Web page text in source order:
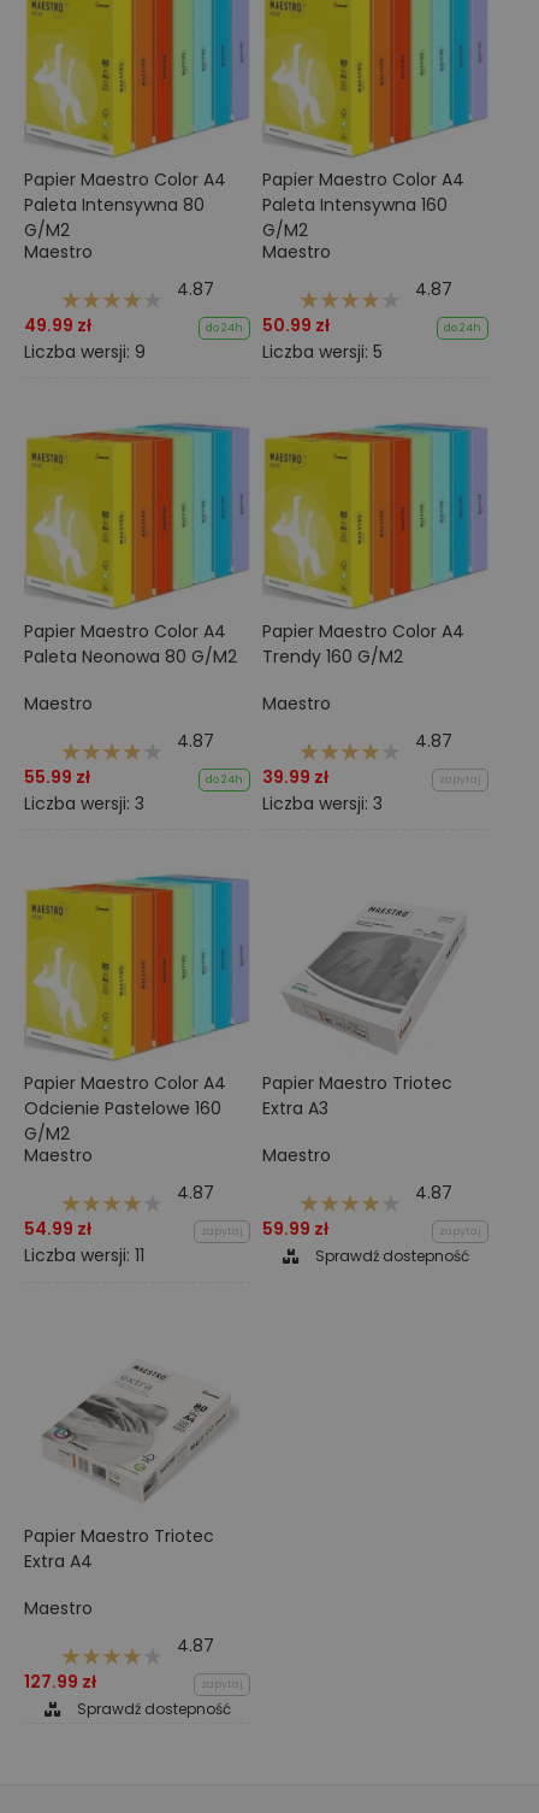
Papier Maestro Color A4
Paleta Intensywna 80
G/M2
Maestro
4.87
49.99 zł
do 24h
Liczba wersji: 9
Papier Maestro Color A4
Paleta Intensywna 160
G/M2
Maestro
4.87
50.99 zł
do 24h
Liczba wersji: 5
Papier Maestro Color A4
Paleta Neonowa 80 G/M2
Maestro
4.87
55.99 zł
do 24h
Liczba wersji: 3
Papier Maestro Color A4
Trendy 160 G/M2
Maestro
4.87
39.99 zł
zapytaj
Liczba wersji: 3
Papier Maestro Color A4
Odcienie Pastelowe 160
G/M2
Maestro
4.87
54.99 zł
zapytaj
Liczba wersji: 11
Papier Maestro Triotec
Extra A3
Maestro
4.87
59.99 zł
zapytaj
Sprawdź dostepność
Papier Maestro Triotec
Extra A4
Maestro
4.87
127.99 zł
zapytaj
Sprawdź dostepność